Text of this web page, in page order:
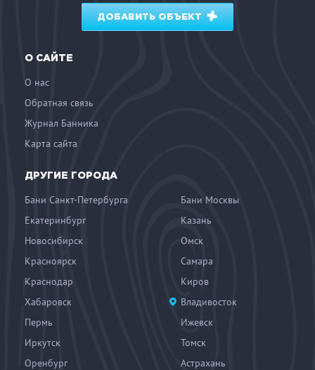
ДОБАВИТЬ ОБЪЕКТ
О САЙТЕ
О нас
Обратная связь
Журнал Банника
Карта сайта
ДРУГИЕ ГОРОДА
Бани Санкт-Петербурга
Бани Москвы
Екатеринбург
Казань
Новосибирск
Омск
Красноярск
Самара
Краснодар
Киров
Хабаровск
Владивосток
Пермь
Ижевск
Иркутск
Томск
Оренбург
Астрахань